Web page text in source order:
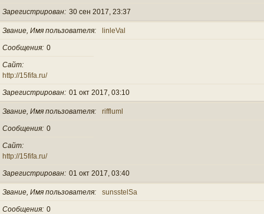
Зарегистрирован 30 сен 2017, 23:37
Звание, Имя пользователя linleVal
Сообщения 0
Сайт
http://15fifa.ru/
Зарегистрирован 01 окт 2017, 03:10
Звание, Имя пользователя riffluml
Сообщения 0
Сайт
http://15fifa.ru/
Зарегистрирован 01 окт 2017, 03:40
Звание, Имя пользователя sunsstelSa
Сообщения 0